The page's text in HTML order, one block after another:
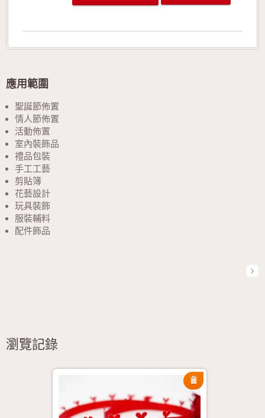
的輔料以及飾品配件。 生產製造過程符合環保
應用範圍
聖誕節佈置
情人節佈置
活動佈置
室內裝飾品
禮品包裝
手工工藝
剪貼簿
花藝設計
玩具裝飾
服裝輔料
配件飾品
瀏覽記錄